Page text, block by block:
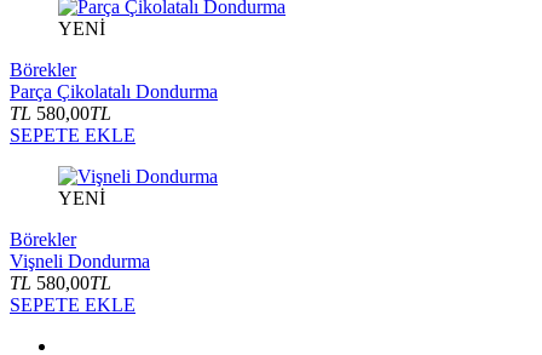
YENİ
Börekler
Parça Çikolatalı Dondurma
TL 580,00TL
SEPETE EKLE
YENİ
Börekler
Vişneli Dondurma
TL 580,00TL
SEPETE EKLE